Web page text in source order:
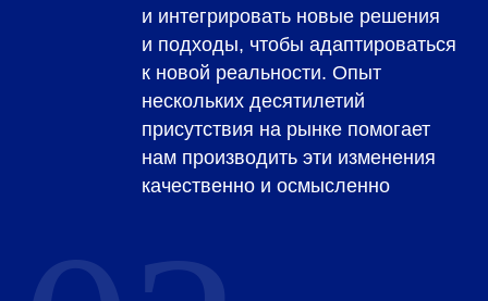
и интегрировать новые решения
и подходы, чтобы адаптироваться
к новой реальности. Опыт
нескольких десятилетий
присутствия на рынке помогает
нам производить эти изменения
качественно и осмысленно